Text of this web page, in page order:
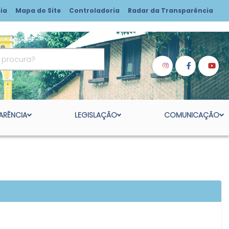
Mapa do Site Controladoria Radar da Transparência
LEGISLAÇÃO COMUNICAÇÃO